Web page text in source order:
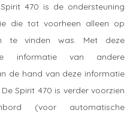
470 is de ondersteuning
die tot voorheen alleen op
te vinden was. Met deze
informatie van andere
de hand van deze informatie
Spirit 470 is verder voorzien
(voor automatische